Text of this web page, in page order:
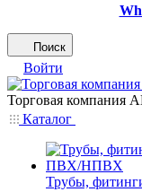
Поиск
Войти
Торговая компания
Каталог
Трубы,